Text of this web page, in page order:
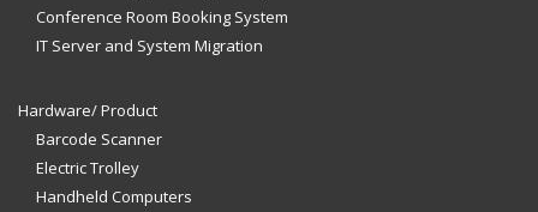
Conference Room Booking System
IT Server and System Migration
Hardware/ Product
Barcode Scanner
Electric Trolley
Handheld Computers